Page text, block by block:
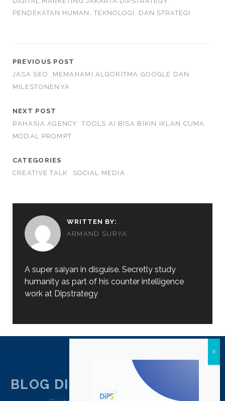
PENDEKATAN HUMAN, TEKNOLOGI, DAN STRATEGI
PREVIOUS POST
JASA SEO: MEMAHAMI ALGORITMA GOOGLE DAN
MILESTONENYA
NEXT POST
RAHASIA AGENCY: TOOLS AI BISA BIKIN IKLAN CUMA
MODAL PROMPT
CATEGORIES
CREATIVE TALK
SOCIAL MEDIA
WRITTEN BY:
ARMAND SURYA
A super saiyan in disguise. Secretly study
humanity as part of his counter intelligence
work at Dipstrategy
BLOG DIPSTRATEGY JAKARTA